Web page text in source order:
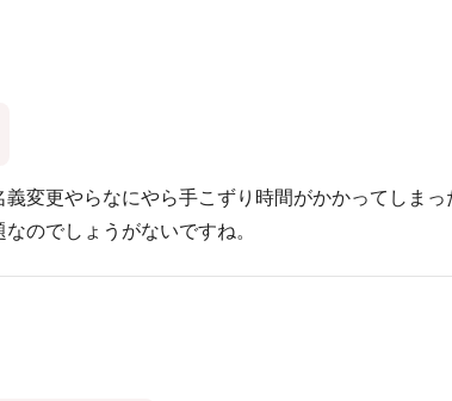
変更やらなにやら手こずり時間がかかってしま
のでしょうがないですね。